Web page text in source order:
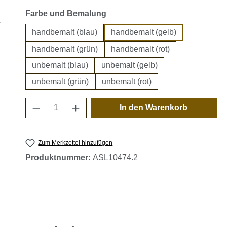
Farbe und Bemalung
handbemalt (blau)
handbemalt (gelb)
handbemalt (grün)
handbemalt (rot)
unbemalt (blau)
unbemalt (gelb)
unbemalt (grün)
unbemalt (rot)
Produkt Anzahl: Gib den
In den Warenkorb
Zum Merkzettel hinzufügen
Produktnummer:ASL10474.2